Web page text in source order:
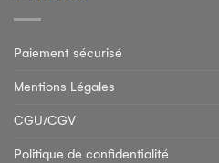
Paiement sécurisé
Mentions Légales
CGU/CGV
Politique de confidentialité